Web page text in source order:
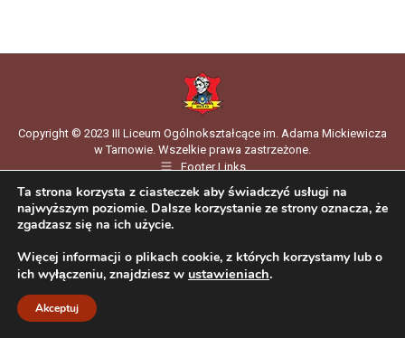
Copyright © 2023 III Liceum Ogólnokształcące im. Adama Mickiewicza
w Tarnowie. Wszelkie prawa zastrzeżone.
Footer Links
Ta strona korzysta z ciasteczek aby świadczyć usługi na
najwyższym poziomie. Dalsze korzystanie ze strony oznacza, że
zgadzasz się na ich użycie.
Więcej informacji o plikach cookie, z których korzystamy lub o
ich wyłączeniu, znajdziesz w ustawieniach.
Akceptuj